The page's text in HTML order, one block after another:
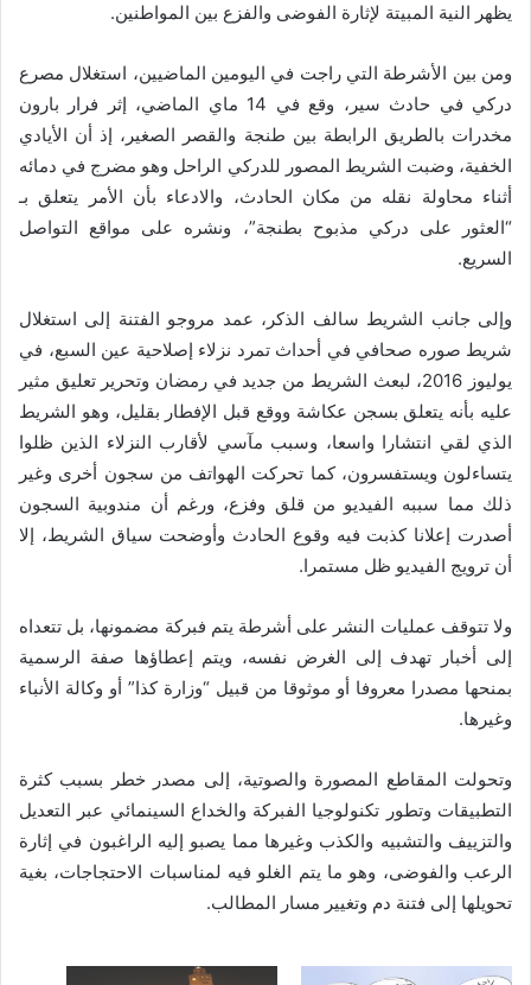
يظهر النية المبيتة لإثارة الفوضى والفزع بين المواطنين.
ومن بين الأشرطة التي راجت في اليومين الماضيين، استغلال مصرع
دركي في حادث سير، وقع في 14 ماي الماضي، إثر فرار بارون
مخدرات بالطريق الرابطة بين طنجة والقصر الصغير، إذ أن الأيادي
الخفية، وضبت الشريط المصور للدركي الراحل وهو مضرج في دمائه
أثناء محاولة نقله من مكان الحادث، والادعاء بأن الأمر يتعلق بـ
“العثور على دركي مذبوح بطنجة”، ونشره على مواقع التواصل
السريع.
وإلى جانب الشريط سالف الذكر، عمد مروجو الفتنة إلى استغلال
شريط صوره صحافي في أحداث تمرد نزلاء إصلاحية عين السبع، في
يوليوز 2016، لبعث الشريط من جديد في رمضان وتحرير تعليق مثير
عليه بأنه يتعلق بسجن عكاشة ووقع قبل الإفطار بقليل، وهو الشريط
الذي لقي انتشارا واسعا، وسبب مآسي لأقارب النزلاء الذين ظلوا
يتساءلون ويستفسرون، كما تحركت الهواتف من سجون أخرى وغير
ذلك مما سببه الفيديو من قلق وفزع، ورغم أن مندوبية السجون
أصدرت إعلانا كذبت فيه وقوع الحادث وأوضحت سياق الشريط، إلا
أن ترويج الفيديو ظل مستمرا.
ولا تتوقف عمليات النشر على أشرطة يتم فبركة مضمونها، بل تتعداه
إلى أخبار تهدف إلى الغرض نفسه، ويتم إعطاؤها صفة الرسمية
بمنحها مصدرا معروفا أو موثوقا من قبيل “وزارة كذا” أو وكالة الأنباء
وغيرها.
وتحولت المقاطع المصورة والصوتية، إلى مصدر خطر بسبب كثرة
التطبيقات وتطور تكنولوجيا الفبركة والخداع السينمائي عبر التعديل
والتزييف والتشبيه والكذب وغيرها مما يصبو إليه الراغبون في إثارة
الرعب والفوضى، وهو ما يتم الغلو فيه لمناسبات الاحتجاجات، بغية
تحويلها إلى فتنة دم وتغيير مسار المطالب.